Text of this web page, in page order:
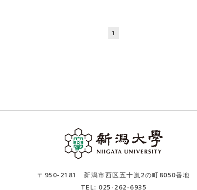
1
〒950-2181 新潟市西区五十嵐2の町8050番地
TEL: 025-262-6935